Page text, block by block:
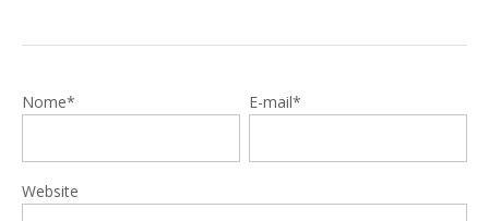
Nome* E-mail*
Website